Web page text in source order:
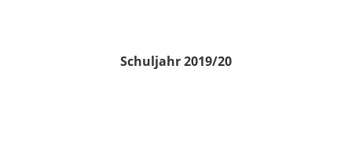
Schuljahr 2019/20